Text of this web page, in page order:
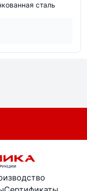
сталь